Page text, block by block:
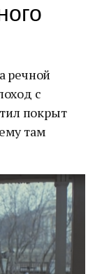
речной
с
покрыт
там